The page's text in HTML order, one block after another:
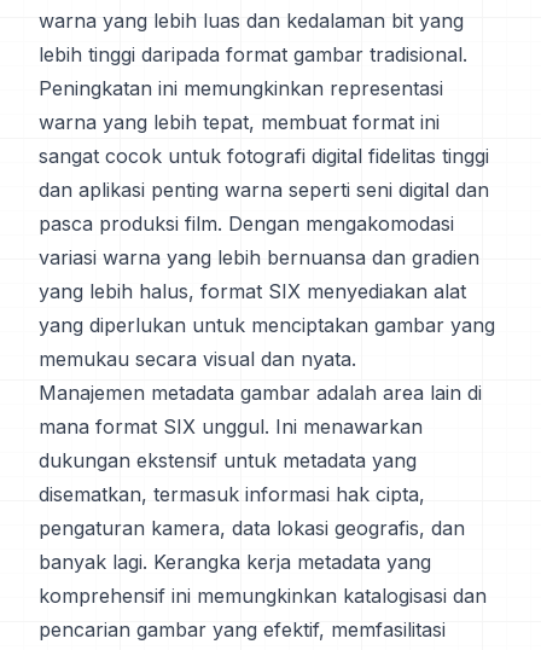
warna yang lebih luas dan kedalaman bit yang
lebih tinggi daripada format gambar tradisional.
Peningkatan ini memungkinkan representasi
warna yang lebih tepat, membuat format ini
sangat cocok untuk fotografi digital fidelitas tinggi
dan aplikasi penting warna seperti seni digital dan
pasca produksi film. Dengan mengakomodasi
variasi warna yang lebih bernuansa dan gradien
yang lebih halus, format SIX menyediakan alat
yang diperlukan untuk menciptakan gambar yang
memukau secara visual dan nyata.
Manajemen metadata gambar adalah area lain di
mana format SIX unggul. Ini menawarkan
dukungan ekstensif untuk metadata yang
disematkan, termasuk informasi hak cipta,
pengaturan kamera, data lokasi geografis, dan
banyak lagi. Kerangka kerja metadata yang
komprehensif ini memungkinkan katalogisasi dan
pencarian gambar yang efektif, memfasilitasi